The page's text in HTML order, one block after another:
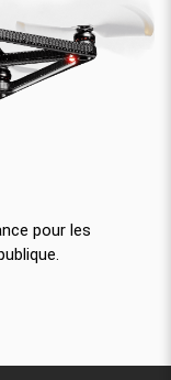
pour les